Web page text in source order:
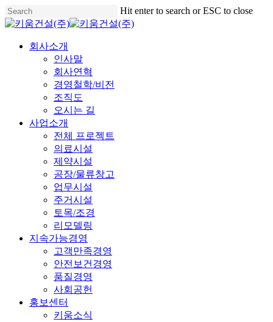
Skip
to
main
content
Hit enter to search or ESC to close
Close
Menu
회사소개
인사말
회사연혁
경영철학/비전
조직도
오시는 길
사업소개
전체 프로젝트
의료시설
제약시설
공장/물류창고
업무시설
주거시설
토목/조경
리모델링
지속가능경영
고객만족경영
안전보건경영
품질경영
사회공헌
홍보센터
키움소식